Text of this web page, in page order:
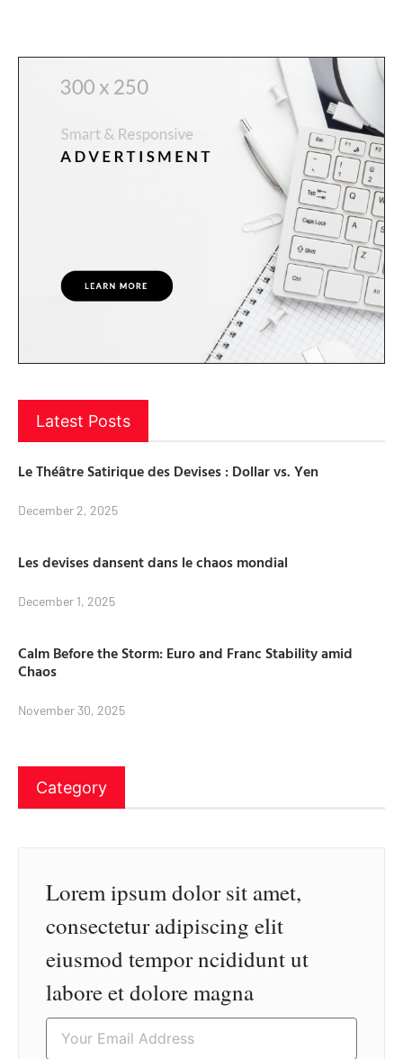
Latest Posts
Le Théâtre Satirique des Devises : Dollar vs. Yen
December 2, 2025
Les devises dansent dans le chaos mondial
December 1, 2025
Calm Before the Storm: Euro and Franc Stability amid
Chaos
November 30, 2025
Category
Lorem ipsum dolor sit amet,
consectetur adipiscing elit
eiusmod tempor ncididunt ut
labore et dolore magna